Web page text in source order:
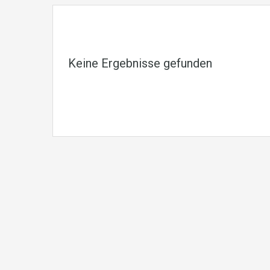
Keine Ergebnisse gefunden